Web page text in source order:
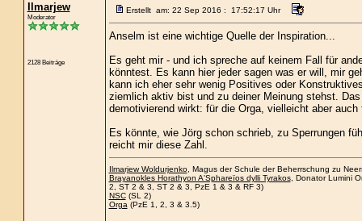
Ilmarjew
Moderator
2128 Beiträge
Erstellt am: 22 Sep 2016 : 17:52:17 Uhr
Anselm ist eine wichtige Quelle der Inspiration...
Es geht mir - und ich spreche auf keinem Fall für
könntest. Es kann hier jeder sagen was er will, mir
kann ich eher sehr wenig Positives oder
ziemlich aktiv bist und zu deiner Meinung stehst.
demotivierend wirkt: für die Orga, vielleicht aber
Es könnte, wie Jörg schon schrieb, zu Sperrungen
reicht mir diese Zahl.
Ilmarjew Woldurjenko, Magus der Schule der Beherrschung zu
Brayanokles Horathyon A'Sphareïos dylli Tyrakos, Donator Lumini
2, ST 2 & 3, ST 2 & 3, PzE 1 & 3 & RF 3)
NSC(SL 2)
Orga (PzE 1, 2, 3 & 3.5)